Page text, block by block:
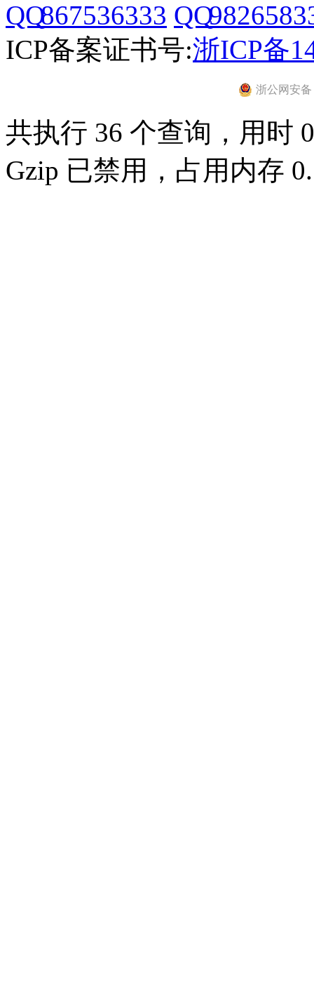
867536333
ICP备案证书号:浙ICP备
浙公网安备
共执行 36 个查询，用时
Gzip 已禁用，占用内存